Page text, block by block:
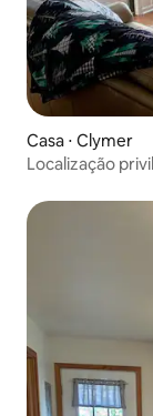
Casa ⋅ Clymer
Localização